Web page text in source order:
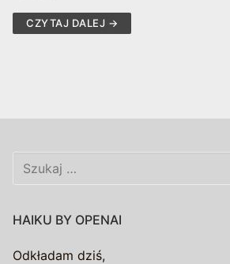
CZYTAJ DALEJ →
Szukaj:
HAIKU BY OPENAI
Odkładam dziś,